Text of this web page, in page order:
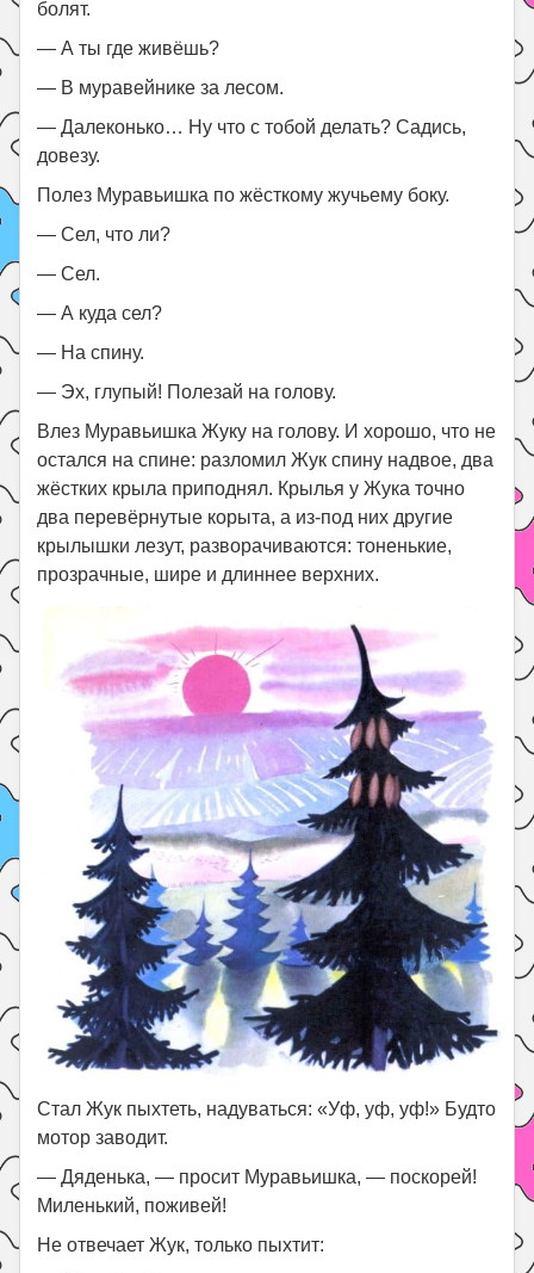
болят.
— А ты где живёшь?
— В муравейнике за лесом.
— Далеконько… Ну что с тобой делать? Садись,
довезу.
Полез Муравьишка по жёсткому жучьему боку.
— Сел, что ли?
— Сел.
— А куда сел?
— На спину.
— Эх, глупый! Полезай на голову.
Влез Муравьишка Жуку на голову. И хорошо, что не
остался на спине: разломил Жук спину надвое, два
жёстких крыла приподнял. Крылья у Жука точно
два перевёрнутые корыта, а из-под них другие
крылышки лезут, разворачиваются: тоненькие,
прозрачные, шире и длиннее верхних.
Стал Жук пыхтеть, надуваться: «Уф, уф, уф!» Будто
мотор заводит.
— Дяденька, — просит Муравьишка, — поскорей!
Миленький, поживей!
Не отвечает Жук, только пыхтит: